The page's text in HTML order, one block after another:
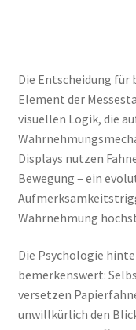
Die Entscheidung für
Element der
visuellen Logik, die
Displays nutzen
Bewegung – ein
Wahrnehmung
Die Psychologie
bemerkenswert:
versetzen
unwillkürlich den